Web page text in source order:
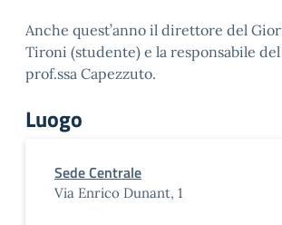
Anche quest’anno il direttore del
Tironi (studente) e la responsabile
prof.ssa Capezzuto.
Luogo
Sede Centrale
Via Enrico Dunant, 1